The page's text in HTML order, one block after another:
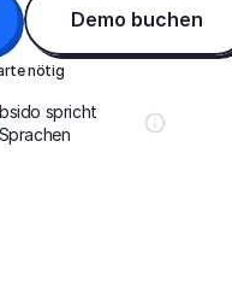
Demo buchen
nötig
spricht
Sprachen